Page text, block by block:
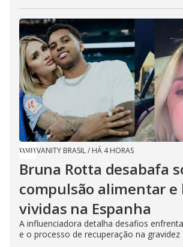
VANITY BRASIL/ HÁ 4 HORAS
Bruna Rotta desabafa
compulsão alimentar e
vividas na Espanha
A influenciadora detalha desafios
e o processo de recuperação na gravidez